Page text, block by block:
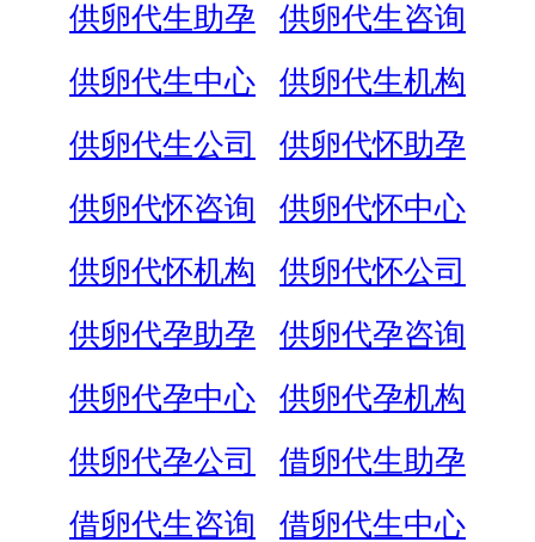
供卵代生助孕
供卵代生咨询
供卵代生中心
供卵代生机构
供卵代生公司
供卵代怀助孕
供卵代怀咨询
供卵代怀中心
供卵代怀机构
供卵代怀公司
供卵代孕助孕
供卵代孕咨询
供卵代孕中心
供卵代孕机构
供卵代孕公司
借卵代生助孕
借卵代生咨询
借卵代生中心